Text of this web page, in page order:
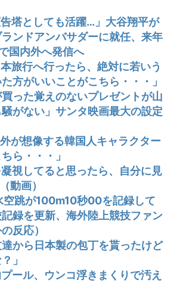
塔としても活躍…」大谷翔平が
ランドアンバサダーに就任、来年
国内外へ発信へ
旅行へ行ったら、絶対に若いう
方がいいことがこちら・・・」
った覚えのないプレゼントが山
がない」サンタ映画最大の設定
が想像する韓国人キャラクター
ら・・・」
凝視してると思ったら、自分に見
動画）
空跳が100m10秒00を記録して
録を更新、海外陸上競技ファン
反応）
から日本製の包丁を貰ったけど
」
ール、ウンコ浮きまくりで汚え